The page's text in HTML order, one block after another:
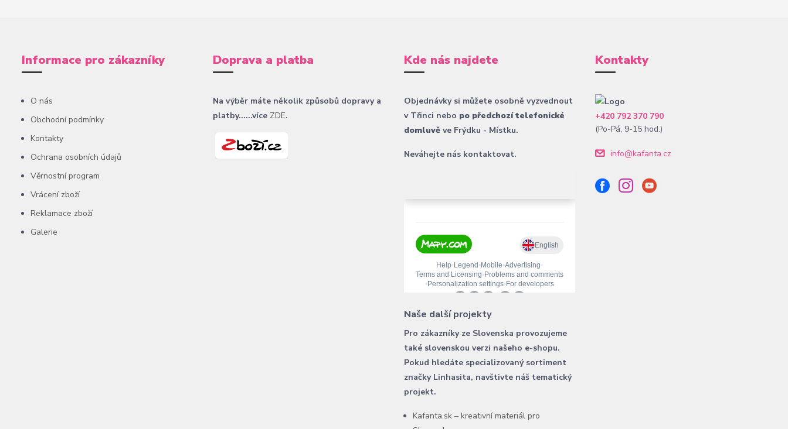
Informace pro zákazníky
O nás
Obchodní podmínky
Kontakty
Ochrana osobních údajů
Věrnostní program
Vrácení zboží
Reklamace zboží
Galerie
Doprava a platba
Na výběr máte několik způsobů dopravy a
platby......více ZDE.
Kde nás najdete
Objednávky si můžete osobně vyzvednout
v Třinci nebo po předchozí telefonické
domluvě ve Frýdku - Místku.
Neváhejte nás kontaktovat.
Naše další projekty
Pro zákazníky ze Slovenska provozujeme
také slovenskou verzi našeho e-shopu.
Pokud hledáte specializovaný sortiment
značky Linhasita, navštivte náš tematický
projekt.
Kafanta.sk – kreativní materiál pro
Kontakty
+420 792 370 790
(Po-Pá, 9-15 hod.)
info@kafanta.cz